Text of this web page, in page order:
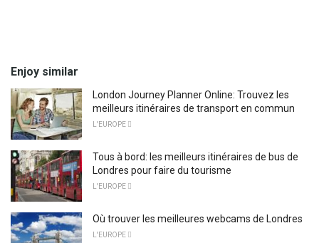
Enjoy similar
London Journey Planner Online: Trouvez les
meilleurs itinéraires de transport en commun
L'EUROPE 
Tous à bord: les meilleurs itinéraires de bus de
Londres pour faire du tourisme
L'EUROPE 
Où trouver les meilleures webcams de Londres
L'EUROPE 